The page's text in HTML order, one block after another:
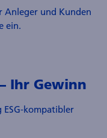
Anleger und Kunden
ein.
Ihr Gewinn
kompatibler